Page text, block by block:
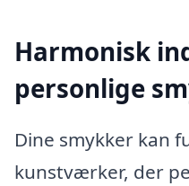
Harmonisk
personlige
Dine smykker kan
kunstværker, der